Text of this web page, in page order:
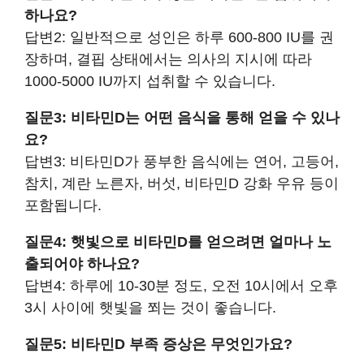
하나요?
답변2: 일반적으로 성인은 하루 600-800 IU를 권
장하며, 결핍 상태에서는 의사의 지시에 따라
1000-5000 IU까지 섭취할 수 있습니다.
질문3: 비타민D는 어떤 음식을 통해 얻을 수 있나
요?
답변3: 비타민D가 풍부한 음식에는 연어, 고등어,
참치, 계란 노른자, 버섯, 비타민D 강화 우유 등이
포함됩니다.
질문4: 햇빛으로 비타민D를 얻으려면 얼마나 노
출되어야 하나요?
답변4: 하루에 10-30분 정도, 오전 10시에서 오후
3시 사이에 햇빛을 쬐는 것이 좋습니다.
질문5: 비타민D 부족 증상은 무엇인가요?